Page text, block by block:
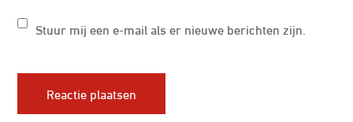
Stuur mij een e-mail als er nieuwe berichten zijn.